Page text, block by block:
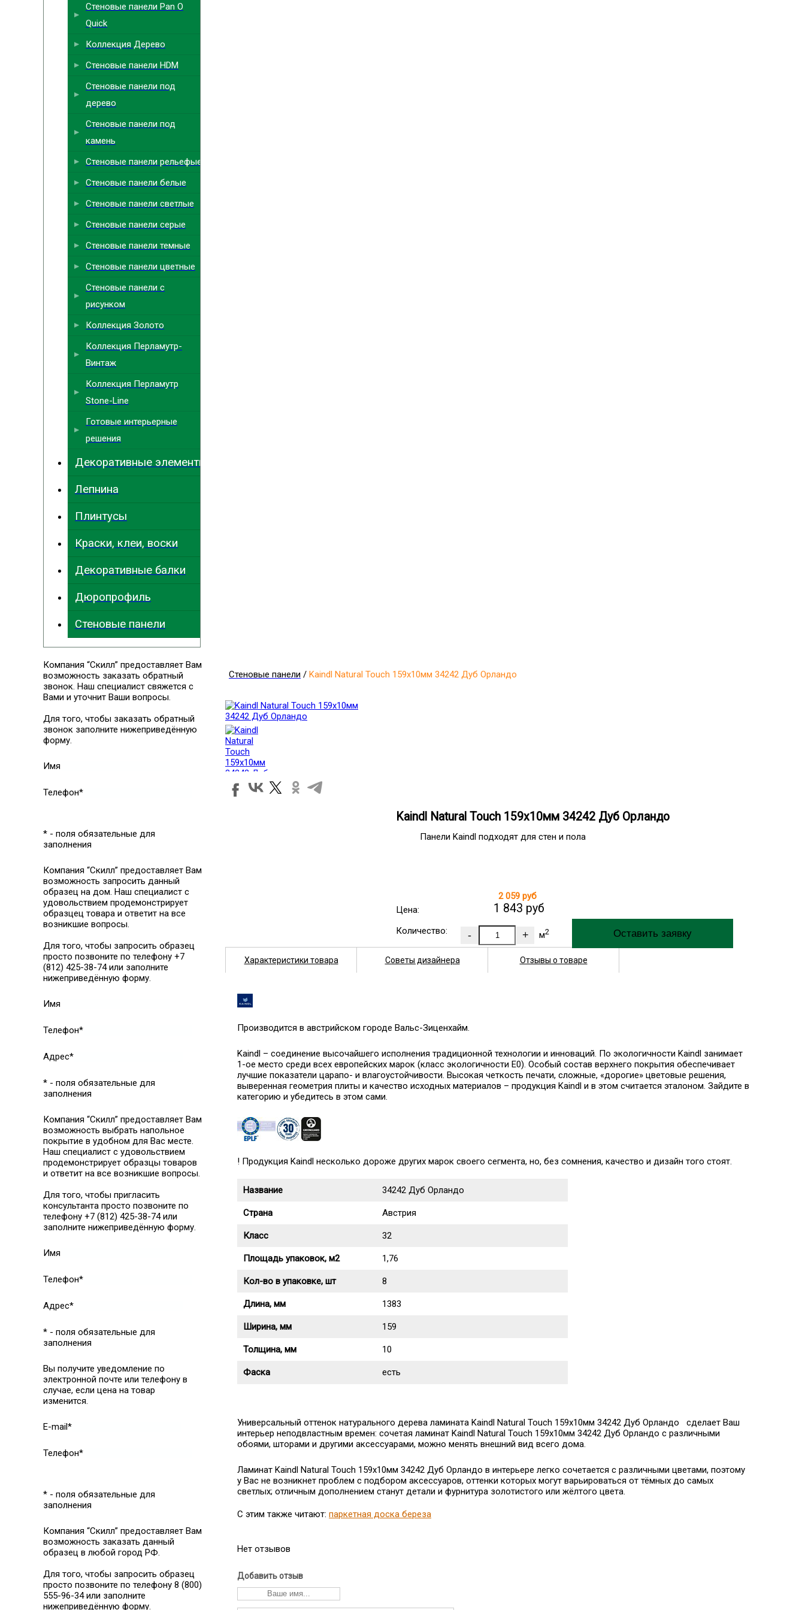
Стеновые панели Pan O
Quick
Коллекция Дерево
Стеновые панели HDM
Стеновые панели под
дерево
Стеновые панели под
камень
Стеновые панели рельефые
Стеновые панели белые
Стеновые панели светлые
Стеновые панели серые
Стеновые панели темные
Стеновые панели цветные
Стеновые панели с
рисунком
Коллекция Золото
Коллекция Перламутр-
Винтаж
Коллекция Перламутр
Stone-Line
Готовые интерьерные
решения
Декоративные элементы
Лепнина
Плинтусы
Краски, клеи, воски
Декоративные балки
Дюропрофиль
Стеновые панели
Стеновые панели / Kaindl Natural Touch 159x10мм 34242 Дуб Орландо
Kaindl Natural Touch 159x10мм 34242 Дуб Орландо
Панели Kaindl подходят для стен и пола
Цена:
2 059 руб
1 843 руб
Количество: м2
Характеристики товара Советы дизайнера Отзывы о товаре
Производится в австрийском городе Вальс-Зиценхайм.
Kaindl – соединение высочайшего исполнения традиционной технологии и инноваций. По экологичности Kaindl занимает
1-ое место среди всех европейских марок (класс экологичности Е0). Особый состав верхнего покрытия обеспечивает
лучшие показатели царапо- и влагоустойчивости. Высокая четкость печати, сложные, «дорогие» цветовые решения,
выверенная геометрия плиты и качество исходных материалов – продукция Kaindl и в этом считается эталоном. Зайдите в
категорию и убедитесь в этом сами.
! Продукция Kaindl несколько дороже других марок своего сегмента, но, без сомнения, качество и дизайн того стоят.
Название 34242 Дуб Орландо
Страна Австрия
Класс 32
Площадь упаковок, м2 1,76
Кол-во в упаковке, шт 8
Длина, мм 1383
Ширина, мм 159
Толщина, мм 10
Фаска есть
Универсальный оттенок натурального дерева ламината Kaindl Natural Touch 159x10мм 34242 Дуб Орландо сделает Ваш
интерьер неподвластным времен: сочетая ламинат Kaindl Natural Touch 159x10мм 34242 Дуб Орландо с различными
обоями, шторами и другими аксессуарами, можно менять внешний вид всего дома.
Ламинат Kaindl Natural Touch 159x10мм 34242 Дуб Орландо в интерьере легко сочетается с различными цветами, поэтому
у Вас не возникнет проблем с подбором аксессуаров, оттенки которых могут варьироваться от тёмных до самых
светлых; отличным дополнением станут детали и фурнитура золотистого или жёлтого цвета.
C этим также читают: паркетная доска береза
Нет отзывов
Добавить отзыв
Компания “Скилл” предоставляет Вам
возможность заказать обратный
звонок. Наш специалист свяжется с
Вами и уточнит Ваши вопросы.
Для того, чтобы заказать обратный
звонок заполните нижеприведённую
форму.
Имя
Телефон*
* - поля обязательные для
заполнения
Компания “Скилл” предоставляет Вам
возможность запросить данный
образец на дом. Наш специалист с
удовольствием продемонстрирует
образцец товара и ответит на все
возникшие вопросы.
Для того, чтобы запросить образец
просто позвоните по телефону +7
(812) 425-38-74 или заполните
нижеприведённую форму.
Имя
Телефон*
Адрес*
* - поля обязательные для
заполнения
Компания “Скилл” предоставляет Вам
возможность выбрать напольное
покрытие в удобном для Вас месте.
Наш специалист с удовольствием
продемонстрирует образцы товаров
и ответит на все возникшие вопросы.
Для того, чтобы пригласить
консультанта просто позвоните по
телефону +7 (812) 425-38-74 или
заполните нижеприведённую форму.
Имя
Телефон*
Адрес*
* - поля обязательные для
заполнения
Вы получите уведомление по
электронной почте или телефону в
случае, если цена на товар
изменится.
E-mail*
Телефон*
* - поля обязательные для
заполнения
Компания “Скилл” предоставляет Вам
возможность заказать данный
образец в любой город РФ.
Для того, чтобы запросить образец
просто позвоните по телефону 8 (800)
555-96-34 или заполните
нижеприведённую форму.